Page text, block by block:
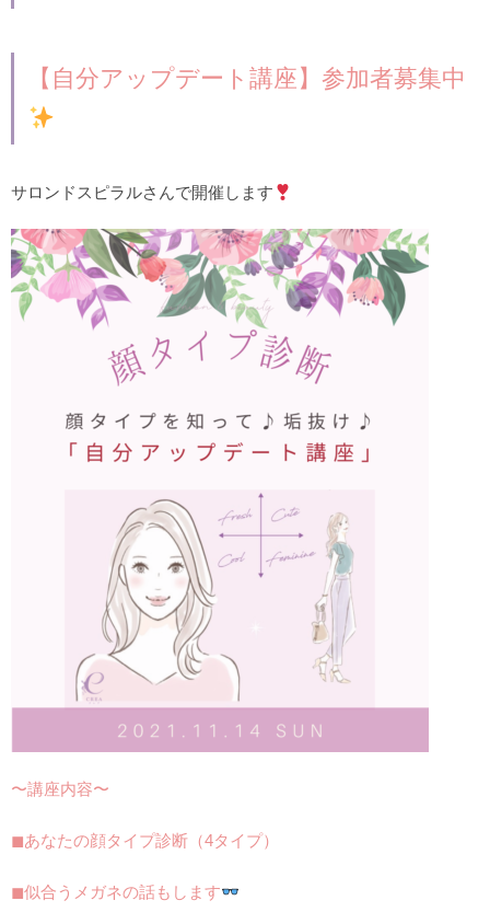
【自分アップデート講座】参加者募集中
サロンドスピラルさんで開催します
〜講座内容〜
◼︎あなたの顔タイプ診断（4タイプ）
◼︎似合うメガネの話もします